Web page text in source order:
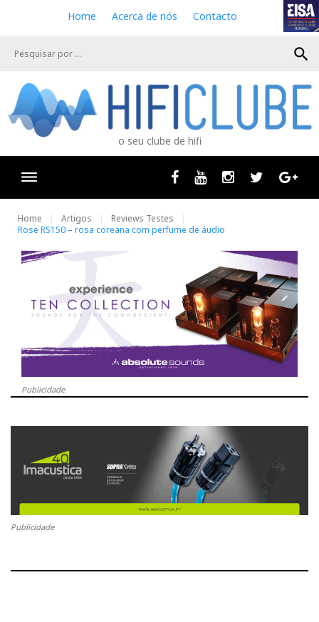
e
Home Acerca de nós Contacto
search
o seu clube de hifi
Facebook
Youtube InstagramTwitter
Home Artigos
Reviews Testes
Rose RS150 – rosa coreana com perfume de áudio
Publicidade
Publicidade